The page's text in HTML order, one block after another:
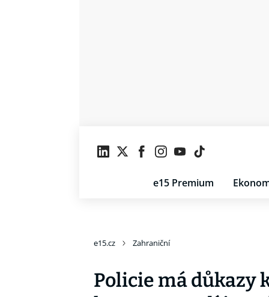
e15 Premium
e15.cz Zahraniční
Policie má důkazy